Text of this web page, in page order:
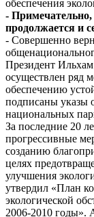
обеспечения
- Примечательно,
продолжается и
- Совершенно
Президент
осуществлен ряд
обеспечению
подписаны указы
национальных
За последние 20
прогрессивные
созданию
целях
улучшения
утвердил «План
экологической
2006-2010 годы».